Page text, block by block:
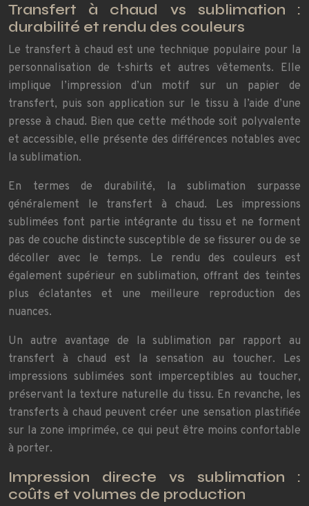
Transfert à chaud vs sublimation :
durabilité et rendu des couleurs
Le transfert à chaud est une technique populaire pour la
personnalisation de t-shirts et autres vêtements. Elle
implique l’impression d’un motif sur un papier de
transfert, puis son application sur le tissu à l’aide d’une
presse à chaud. Bien que cette méthode soit polyvalente
et accessible, elle présente des différences notables avec
la sublimation.
En termes de durabilité, la sublimation surpasse
généralement le transfert à chaud. Les impressions
sublimées font partie intégrante du tissu et ne forment
pas de couche distincte susceptible de se fissurer ou de se
décoller avec le temps. Le rendu des couleurs est
également supérieur en sublimation, offrant des teintes
plus éclatantes et une meilleure reproduction des
nuances.
Un autre avantage de la sublimation par rapport au
transfert à chaud est la sensation au toucher. Les
impressions sublimées sont imperceptibles au toucher,
préservant la texture naturelle du tissu. En revanche, les
transferts à chaud peuvent créer une sensation plastifiée
sur la zone imprimée, ce qui peut être moins confortable
à porter.
Impression directe vs sublimation :
coûts et volumes de production